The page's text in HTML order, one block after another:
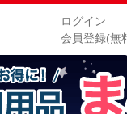
ログイン
会員登録(無